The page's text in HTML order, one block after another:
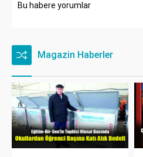
Bu habere yorumlar
Magazin Haberler